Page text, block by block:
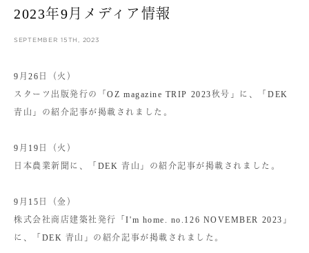
2023年9月メディア情報
SEPTEMBER 15TH, 2023
9月26日（火）
スターツ出版発行の「OZ magazine TRIP 2023秋号」に、「DEK
青山」の紹介記事が掲載されました。
9月19日（火）
日本農業新聞に、「DEK 青山」の紹介記事が掲載されました。
9月15日（金）
株式会社商店建築社発行「I'm home. no.126 NOVEMBER 2023」
に、「DEK 青山」の紹介記事が掲載されました。